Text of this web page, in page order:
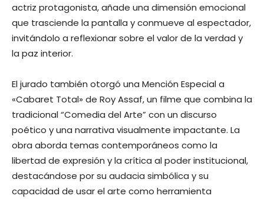
actriz protagonista, añade una dimensión emocional
que trasciende la pantalla y conmueve al espectador,
invitándolo a reflexionar sobre el valor de la verdad y
la paz interior.
El jurado también otorgó una Mención Especial a
«Cabaret Total» de Roy Assaf, un filme que combina la
tradicional “Comedia del Arte” con un discurso
poético y una narrativa visualmente impactante. La
obra aborda temas contemporáneos como la
libertad de expresión y la crítica al poder institucional,
destacándose por su audacia simbólica y su
capacidad de usar el arte como herramienta